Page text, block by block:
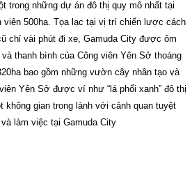
trong những dự án đô thị quy mô nhất tại
viên 500ha. Tọa lạc tại vị trí chiến lược cách
chỉ vài phút đi xe, Gamuda City được ôm
thanh bình của Công viên Yên Sở thoáng
bao gồm những vườn cây nhân tạo và
Yên Sở được ví như “lá phổi xanh” đô thị
không gian trong lành với cảnh quan tuyệt
làm việc tại Gamuda City